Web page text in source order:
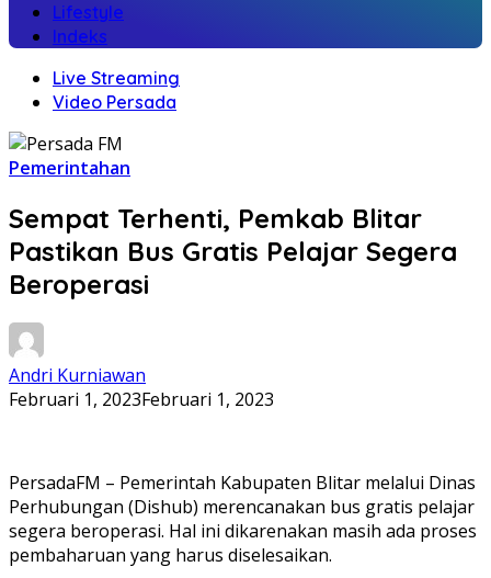
Lifestyle
Indeks
Live Streaming
Video Persada
Pemerintahan
Sempat Terhenti, Pemkab Blitar
Pastikan Bus Gratis Pelajar Segera
Beroperasi
Andri Kurniawan
Februari 1, 2023Februari 1, 2023
PersadaFM – Pemerintah Kabupaten Blitar melalui Dinas
Perhubungan (Dishub) merencanakan bus gratis pelajar
segera beroperasi. Hal ini dikarenakan masih ada proses
pembaharuan yang harus diselesaikan.